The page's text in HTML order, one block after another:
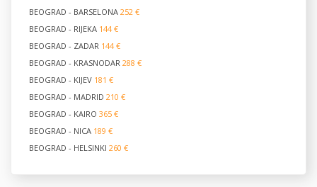
BEOGRAD - BARSELONA 252 €
BEOGRAD - RIJEKA 144 €
BEOGRAD - ZADAR 144 €
BEOGRAD - KRASNODAR 288 €
BEOGRAD - KIJEV 181 €
BEOGRAD - MADRID 210 €
BEOGRAD - KAIRO 365 €
BEOGRAD - NICA 189 €
BEOGRAD - HELSINKI 260 €